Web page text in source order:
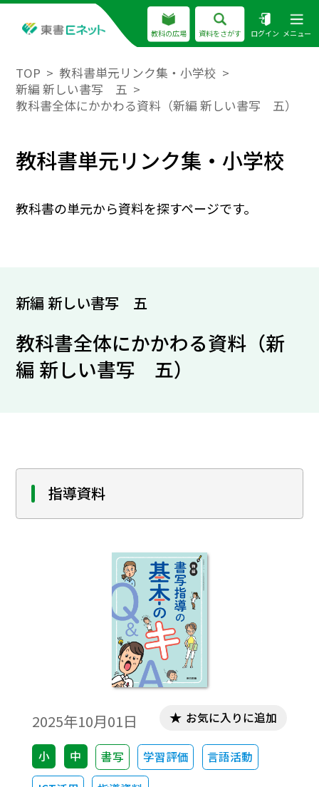
教科の広場 資料をさがす ログイン メニュー
TOP
教科書単元リンク集・小学校
新編 新しい書写 五
教科書全体にかかわる資料（新編 新しい書写 五）
教科書単元リンク集・小学校
教科書の単元から資料を探すページです。
新編 新しい書写 五
教科書全体にかかわる資料（新
編 新しい書写 五）
指導資料
2025年10月01日
小 中 書写 学習評価
言語活動
お気に入りに追加